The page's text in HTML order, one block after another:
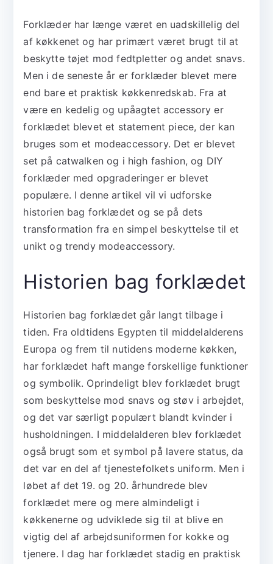
Forklæder har længe været en uadskillelig del
af køkkenet og har primært været brugt til at
beskytte tøjet mod fedtpletter og andet snavs.
Men i de seneste år er forklæder blevet mere
end bare et praktisk køkkenredskab. Fra at
være en kedelig og upåagtet accessory er
forklædet blevet et statement piece, der kan
bruges som et modeaccessory. Det er blevet
set på catwalken og i high fashion, og DIY
forklæder med opgraderinger er blevet
populære. I denne artikel vil vi udforske
historien bag forklædet og se på dets
transformation fra en simpel beskyttelse til et
unikt og trendy modeaccessory.
Historien bag forklædet
Historien bag forklædet går langt tilbage i
tiden. Fra oldtidens Egypten til middelalderens
Europa og frem til nutidens moderne køkken,
har forklædet haft mange forskellige funktioner
og symbolik. Oprindeligt blev forklædet brugt
som beskyttelse mod snavs og støv i arbejdet,
og det var særligt populært blandt kvinder i
husholdningen. I middelalderen blev forklædet
også brugt som et symbol på lavere status, da
det var en del af tjenestefolkets uniform. Men i
løbet af det 19. og 20. århundrede blev
forklædet mere og mere almindeligt i
køkkenerne og udviklede sig til at blive en
vigtig del af arbejdsuniformen for kokke og
tjenere. I dag har forklædet stadig en praktisk